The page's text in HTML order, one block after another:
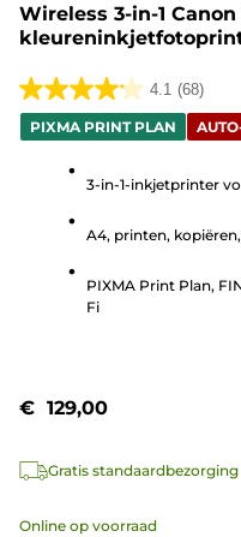
Wireless 3-in-1 Canon
4.1 (68)
4.1
van
sterren.
beoordelingen
PIXMA PRINT PLAN
3-in-1-inkjetprinter
A4, printen,
PIXMA Print Plan,
Fi
€ 129,00
Gratis standaardbezorging
Online op voorraad